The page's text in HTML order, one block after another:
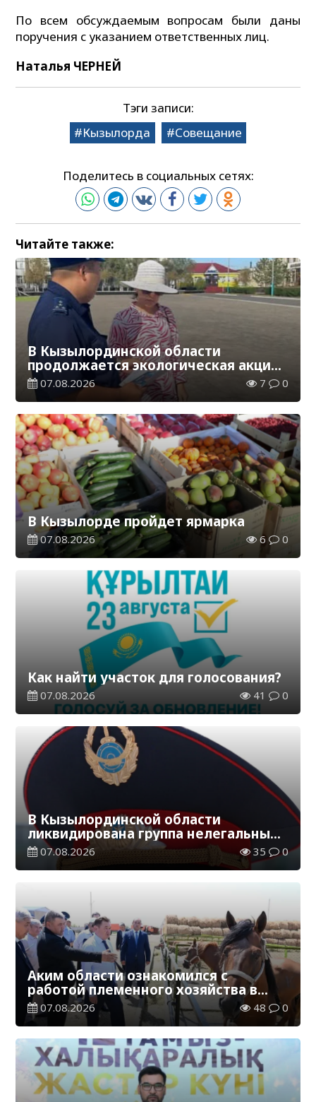
По всем обсуждаемым вопросам были даны
поручения с указанием ответственных лиц.
Наталья ЧЕРНЕЙ
Тэги записи:
Кызылорда
Совещание
Поделитесь в социальных сетях:
Читайте также:
В Кызылординской области
продолжается экологическая акция
«Таза Қазақстан»
07.08.2026 7 0
В Кызылорде пройдет ярмарка
07.08.2026 6 0
Как найти участок для голосования?
07.08.2026 41 0
В Кызылординской области
ликвидирована группа нелегальных
добытчиков золота
07.08.2026 35 0
Аким области ознакомился с
работой племенного хозяйства в
Жанакорганском районе
07.08.2026 48 0